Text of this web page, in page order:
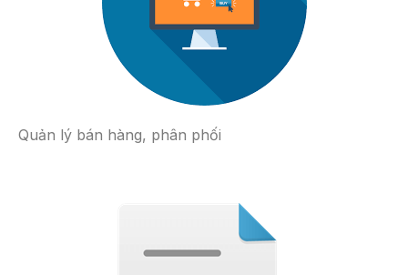
Quản lý bán hàng, phân phối